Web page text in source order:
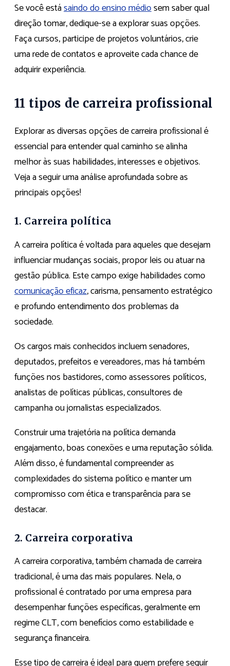
Se você estásaindo do ensino médiosem saber qual
direção tomar, dedique-se a explorar suas opções.
Faça cursos, participe de projetos voluntários, crie
uma rede de contatos e aproveite cada chance de
adquirir experiência.
11 tipos de carreira profissional
Explorar as diversas opções de carreira profissional é
essencial para entender qual caminho se alinha
melhor às suas habilidades, interesses e objetivos.
Veja a seguir uma análise aprofundada sobre as
principais opções!
1. Carreira política
A carreira política é voltada para aqueles que desejam
influenciar mudanças sociais, propor leis ou atuar na
gestão pública. Este campo exige habilidades como
comunicação eficaz, carisma, pensamento estratégico
e profundo entendimento dos problemas da
sociedade.
Os cargos mais conhecidos incluem senadores,
deputados, prefeitos e vereadores, mas há também
funções nos bastidores, como assessores políticos,
analistas de políticas públicas, consultores de
campanha ou jornalistas especializados.
Construir uma trajetória na política demanda
engajamento, boas conexões e uma reputação sólida.
Além disso, é fundamental compreender as
complexidades do sistema político e manter um
compromisso com ética e transparência para se
destacar.
2. Carreira corporativa
A carreira corporativa, também chamada de carreira
tradicional, é uma das mais populares. Nela, o
profissional é contratado por uma empresa para
desempenhar funções específicas, geralmente em
regime CLT, com benefícios como estabilidade e
segurança financeira.